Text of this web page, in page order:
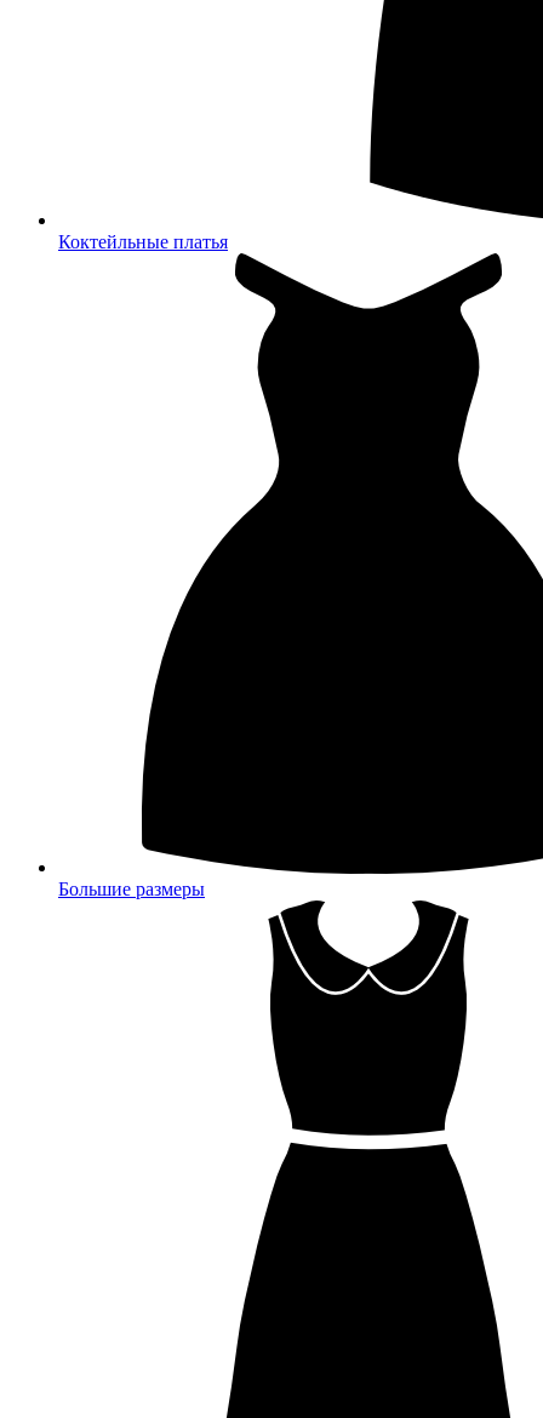
Коктейльные платья
Большие размеры